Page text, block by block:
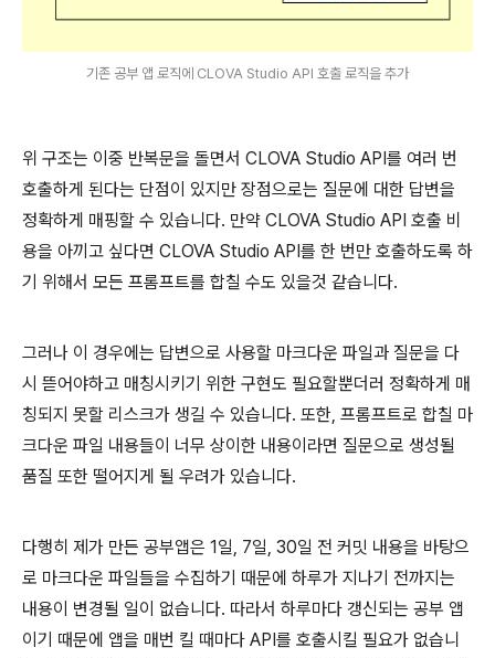
기존 공부 앱 로직에 CLOVA Studio API 호출 로직을 추가
위 구조는 이중 반복문을 돌면서 CLOVA Studio API를 여러 번
호출하게 된다는 단점이 있지만 장점으로는 질문에 대한 답변을
정확하게 매핑할 수 있습니다. 만약 CLOVA Studio API 호출 비
용을 아끼고 싶다면 CLOVA Studio API를 한 번만 호출하도록 하
기 위해서 모든 프롬프트를 합칠 수도 있을것 같습니다.
그러나 이 경우에는 답변으로 사용할 마크다운 파일과 질문을 다
시 뜯어야하고 매칭시키기 위한 구현도 필요할뿐더러 정확하게 매
칭되지 못할 리스크가 생길 수 있습니다. 또한, 프롬프트로 합칠 마
크다운 파일 내용들이 너무 상이한 내용이라면 질문으로 생성될
품질 또한 떨어지게 될 우려가 있습니다.
다행히 제가 만든 공부앱은 1일, 7일, 30일 전 커밋 내용을 바탕으
로 마크다운 파일들을 수집하기 때문에 하루가 지나기 전까지는
내용이 변경될 일이 없습니다. 따라서 하루마다 갱신되는 공부 앱
이기 때문에 앱을 매번 킬 때마다 API를 호출시킬 필요가 없습니